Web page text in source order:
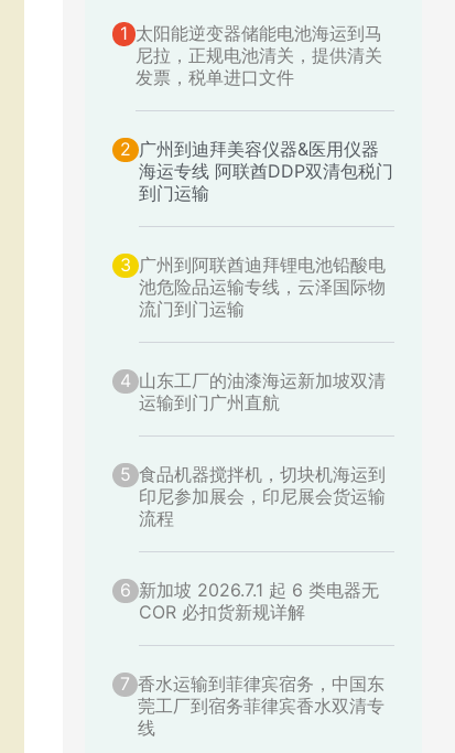
1 太阳能逆变器储能电池海运到马
尼拉，正规电池清关，提供清关
发票，税单进口文件
2 广州到迪拜美容仪器&医用仪器
海运专线 阿联酋DDP双清包税门
到门运输
3 广州到阿联酋迪拜锂电池铅酸电
池危险品运输专线，云泽国际物
流门到门运输
4 山东工厂的油漆海运新加坡双清
运输到门广州直航
5 食品机器搅拌机，切块机海运到
印尼参加展会，印尼展会货运输
流程
6 新加坡 2026.7.1 起 6 类电器无
COR 必扣货新规详解
7 香水运输到菲律宾宿务，中国东
莞工厂到宿务菲律宾香水双清专
线